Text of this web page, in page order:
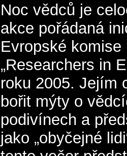
Noc vědců je
akce pořádaná
Evropské komise
„Researchers in
roku 2005. Jejím
bořit mýty o
podivínech a
jako „obyčejné